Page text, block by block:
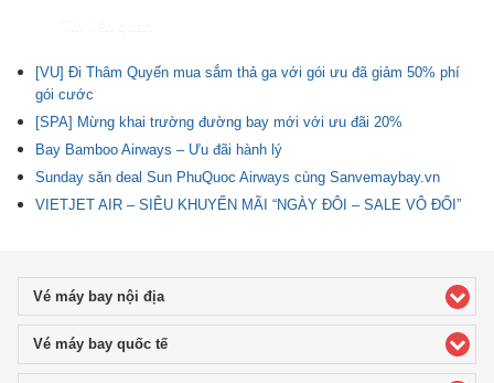
[VU] Đi Thâm Quyến mua sắm thả ga với gói ưu đã giảm 50% phí
gói cước
[SPA] Mừng khai trường đường bay mới với ưu đãi 20%
Bay Bamboo Airways – Ưu đãi hành lý
Sunday săn deal Sun PhuQuoc Airways cùng Sanvemaybay.vn
VIETJET AIR – SIÊU KHUYẾN MÃI “NGÀY ĐÔI – SALE VÔ ĐỐI”
Vé máy bay nội địaclick to expand contents
Vé máy bay quốc tếclick to expand contents